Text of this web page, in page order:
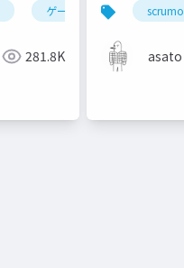
ゲーム制作 ue5
281.8K asato